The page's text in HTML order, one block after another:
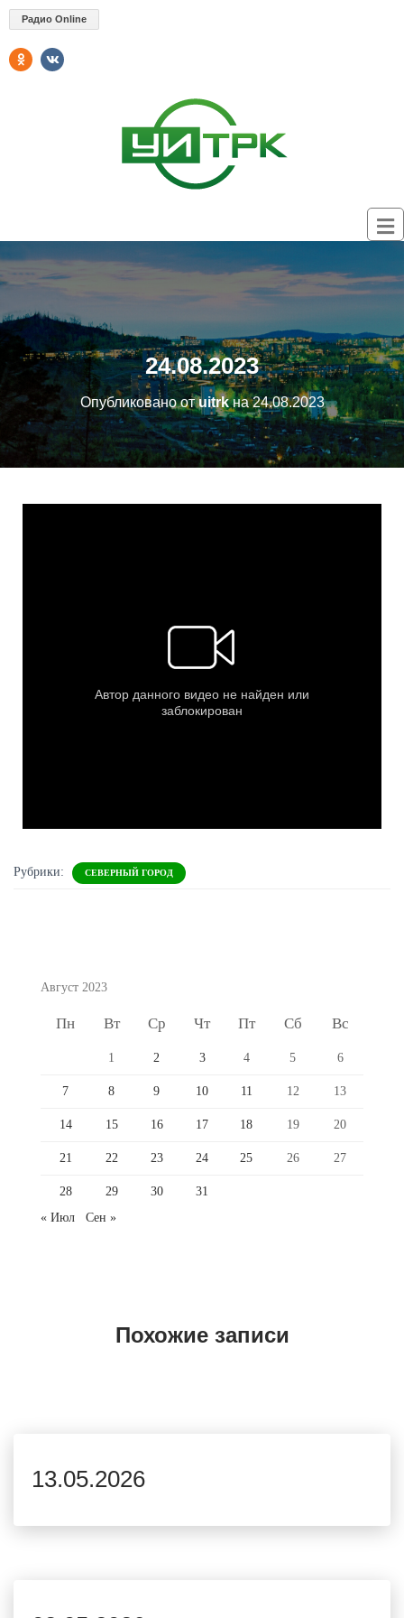
Радио Online
24.08.2023
Опубликовано отuitrkна24.08.2023
Рубрики: СЕВЕРНЫЙ ГОРОД
Август 2023
Пн Вт Ср Чт Пт Сб Вс
1 2 3 4 5 6
7 8 9 10 11 12 13
14 15 16 17 18 19 20
21 22 23 24 25 26 27
28 29 30
31
« Июл
Сен »
Похожие записи
13.05.2026